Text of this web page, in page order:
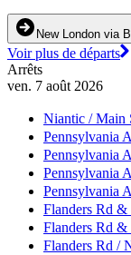
New London via
Voir plus de départs
Arrêts
ven. 7 août 2026
Niantic / Main
Pennsylvania
Pennsylvania
Pennsylvania
Pennsylvania
Flanders Rd
Flanders Rd &
Flanders Rd /